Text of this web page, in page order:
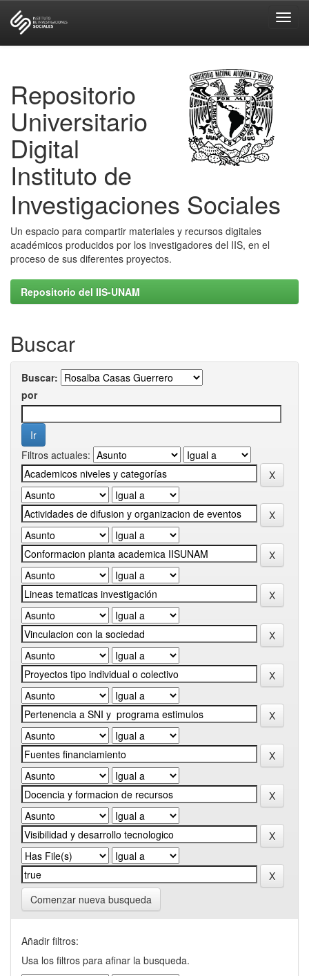
Repositorio
Universitario
Digital
Instituto de
Investigaciones Sociales
Un espacio para compartir materiales y recursos digitales
académicos producidos por los investigadores del IIS, en el
proceso de sus diferentes proyectos.
Repositorio del IIS-UNAM
Buscar
Buscar:
por
Filtros actuales:
Comenzar nueva busqueda
Añadir filtros:
Usa los filtros para afinar la busqueda.